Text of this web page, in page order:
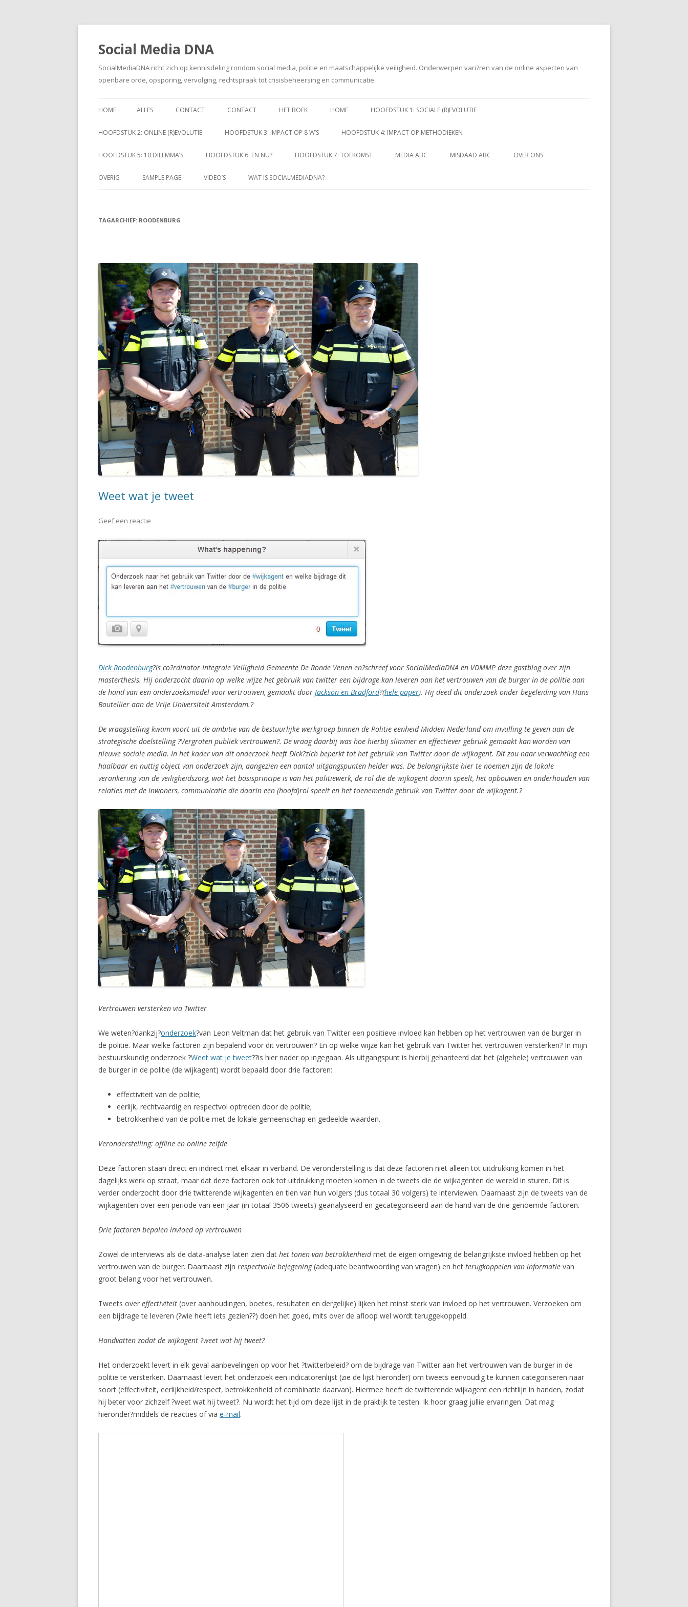
Social Media DNA
SocialMediaDNA richt zich op kennisdeling rondom social media, politie en maatschappelijke veiligheid. Onderwerpen vari?ren van de online aspecten van
openbare orde, opsporing, vervolging, rechtspraak tot crisisbeheersing en communicatie.
naar
HOME ALLES CONTACT CONTACT HET BOEK HOME HOOFDSTUK 1: SOCIALE (R)EVOLUTIE
HOOFDSTUK 2: ONLINE (R)EVOLUTIE HOOFDSTUK 3: IMPACT OP 8 W’S HOOFDSTUK 4: IMPACT OP METHODIEKEN
HOOFDSTUK 5: 10 DILEMMA’S HOOFDSTUK 6: EN NU? HOOFDSTUK 7: TOEKOMST MEDIA ABC MISDAAD ABC OVER ONS
OVERIG SAMPLE PAGE VIDEO’S WAT IS SOCIALMEDIADNA?
TAGARCHIEF: ROODENBURG
Weet wat je tweet
Geef een reactie
Dick Roodenburg?is co?rdinator Integrale Veiligheid Gemeente De Ronde Venen en?schreef voor SocialMediaDNA en VDMMP deze gastblog over zijn
masterthesis. Hij onderzocht daarin op welke wijze het gebruik van twitter een bijdrage kan leveren aan het vertrouwen van de burger in de politie aan
de hand van een onderzoeksmodel voor vertrouwen, gemaakt door Jackson en Bradford?(hele paper). Hij deed dit onderzoek onder begeleiding van Hans
Boutellier aan de Vrije Universiteit Amsterdam.?
De vraagstelling kwam voort uit de ambitie van de bestuurlijke werkgroep binnen de Politie-eenheid Midden Nederland om invulling te geven aan de
strategische doelstelling ?Vergroten publiek vertrouwen?. De vraag daarbij was hoe hierbij slimmer en effectiever gebruik gemaakt kan worden van
nieuwe sociale media. In het kader van dit onderzoek heeft Dick?zich beperkt tot het gebruik van Twitter door de wijkagent. Dit zou naar verwachting een
haalbaar en nuttig object van onderzoek zijn, aangezien een aantal uitgangspunten helder was. De belangrijkste hier te noemen zijn de lokale
verankering van de veiligheidszorg, wat het basisprincipe is van het politiewerk, de rol die de wijkagent daarin speelt, het opbouwen en onderhouden van
relaties met de inwoners, communicatie die daarin een (hoofd)rol speelt en het toenemende gebruik van Twitter door de wijkagent.?
Vertrouwen versterken via Twitter
We weten?dankzij?onderzoek?van Leon Veltman dat het gebruik van Twitter een positieve invloed kan hebben op het vertrouwen van de burger in
de politie. Maar welke factoren zijn bepalend voor dit vertrouwen? En op welke wijze kan het gebruik van Twitter het vertrouwen versterken? In mijn
bestuurskundig onderzoek ?Weet wat je tweet??is hier nader op ingegaan. Als uitgangspunt is hierbij gehanteerd dat het (algehele) vertrouwen van
de burger in de politie (de wijkagent) wordt bepaald door drie factoren:
effectiviteit van de politie;
eerlijk, rechtvaardig en respectvol optreden door de politie;
betrokkenheid van de politie met de lokale gemeenschap en gedeelde waarden.
Veronderstelling: offline en online zelfde
Deze factoren staan direct en indirect met elkaar in verband. De veronderstelling is dat deze factoren niet alleen tot uitdrukking komen in het
dagelijks werk op straat, maar dat deze factoren ook tot uitdrukking moeten komen in de tweets die de wijkagenten de wereld in sturen. Dit is
verder onderzocht door drie twitterende wijkagenten en tien van hun volgers (dus totaal 30 volgers) te interviewen. Daarnaast zijn de tweets van de
wijkagenten over een periode van een jaar (in totaal 3506 tweets) geanalyseerd en gecategoriseerd aan de hand van de drie genoemde factoren.
Drie factoren bepalen invloed op vertrouwen
Zowel de interviews als de data-analyse laten zien dat het tonen van betrokkenheidmet de eigen omgeving de belangrijkste invloed hebben op het
vertrouwen van de burger. Daarnaast zijn respectvolle bejegening(adequate beantwoording van vragen) en het terugkoppelen van informatie van
groot belang voor het vertrouwen.
Tweets over effectiviteit (over aanhoudingen, boetes, resultaten en dergelijke) lijken het minst sterk van invloed op het vertrouwen. Verzoeken om
een bijdrage te leveren (?wie heeft iets gezien??) doen het goed, mits over de afloop wel wordt teruggekoppeld.
Handvatten zodat de wijkagent ?weet wat hij tweet?
Het onderzoekt levert in elk geval aanbevelingen op voor het ?twitterbeleid? om de bijdrage van Twitter aan het vertrouwen van de burger in de
politie te versterken. Daarnaast levert het onderzoek een indicatorenlijst (zie de lijst hieronder) om tweets eenvoudig te kunnen categoriseren naar
soort (effectiviteit, eerlijkheid/respect, betrokkenheid of combinatie daarvan). Hiermee heeft de twitterende wijkagent een richtlijn in handen, zodat
hij beter voor zichzelf ?weet wat hij tweet?. Nu wordt het tijd om deze lijst in de praktijk te testen. Ik hoor graag jullie ervaringen. Dat mag
hieronder?middels de reacties of via e-mail.